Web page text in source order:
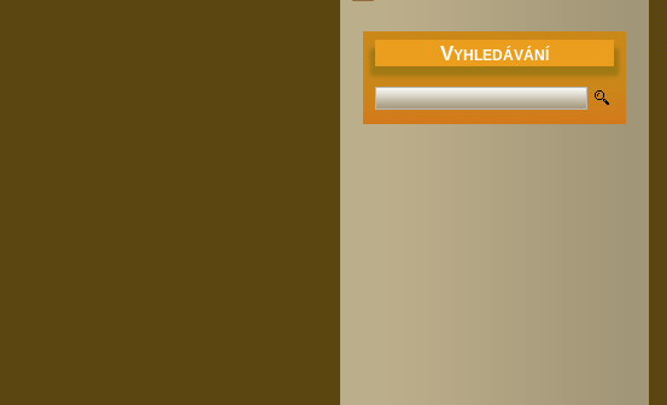
VYHLEDÁVÁNÍ